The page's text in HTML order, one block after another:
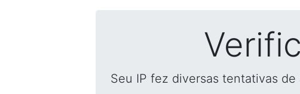
Seu IP fez diversas tentativas